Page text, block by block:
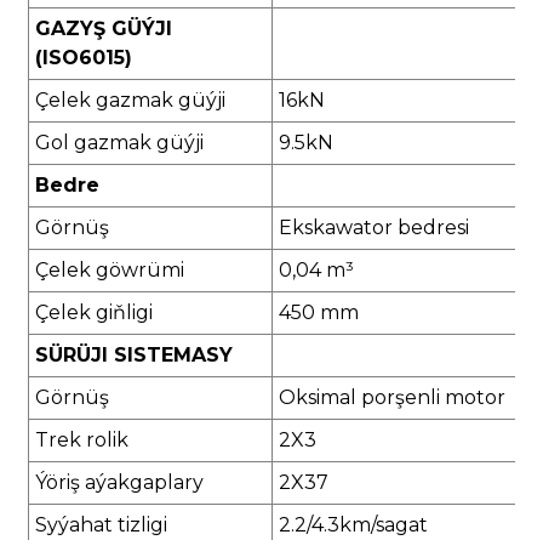
GAZYŞ GÜÝJI
(ISO6015)
Çelek gazmak güýji
16kN
Gol gazmak güýji
9.5kN
Bedre
Görnüş
Ekskawator bedresi
Çelek göwrümi
0,04 m³
Çelek giňligi
450 mm
SÜRÜJI SISTEMASY
Görnüş
Oksimal porşenli motor
Trek rolik
2X3
Ýöriş aýakgaplary
2X37
Syýahat tizligi
2.2/4.3km/sagat